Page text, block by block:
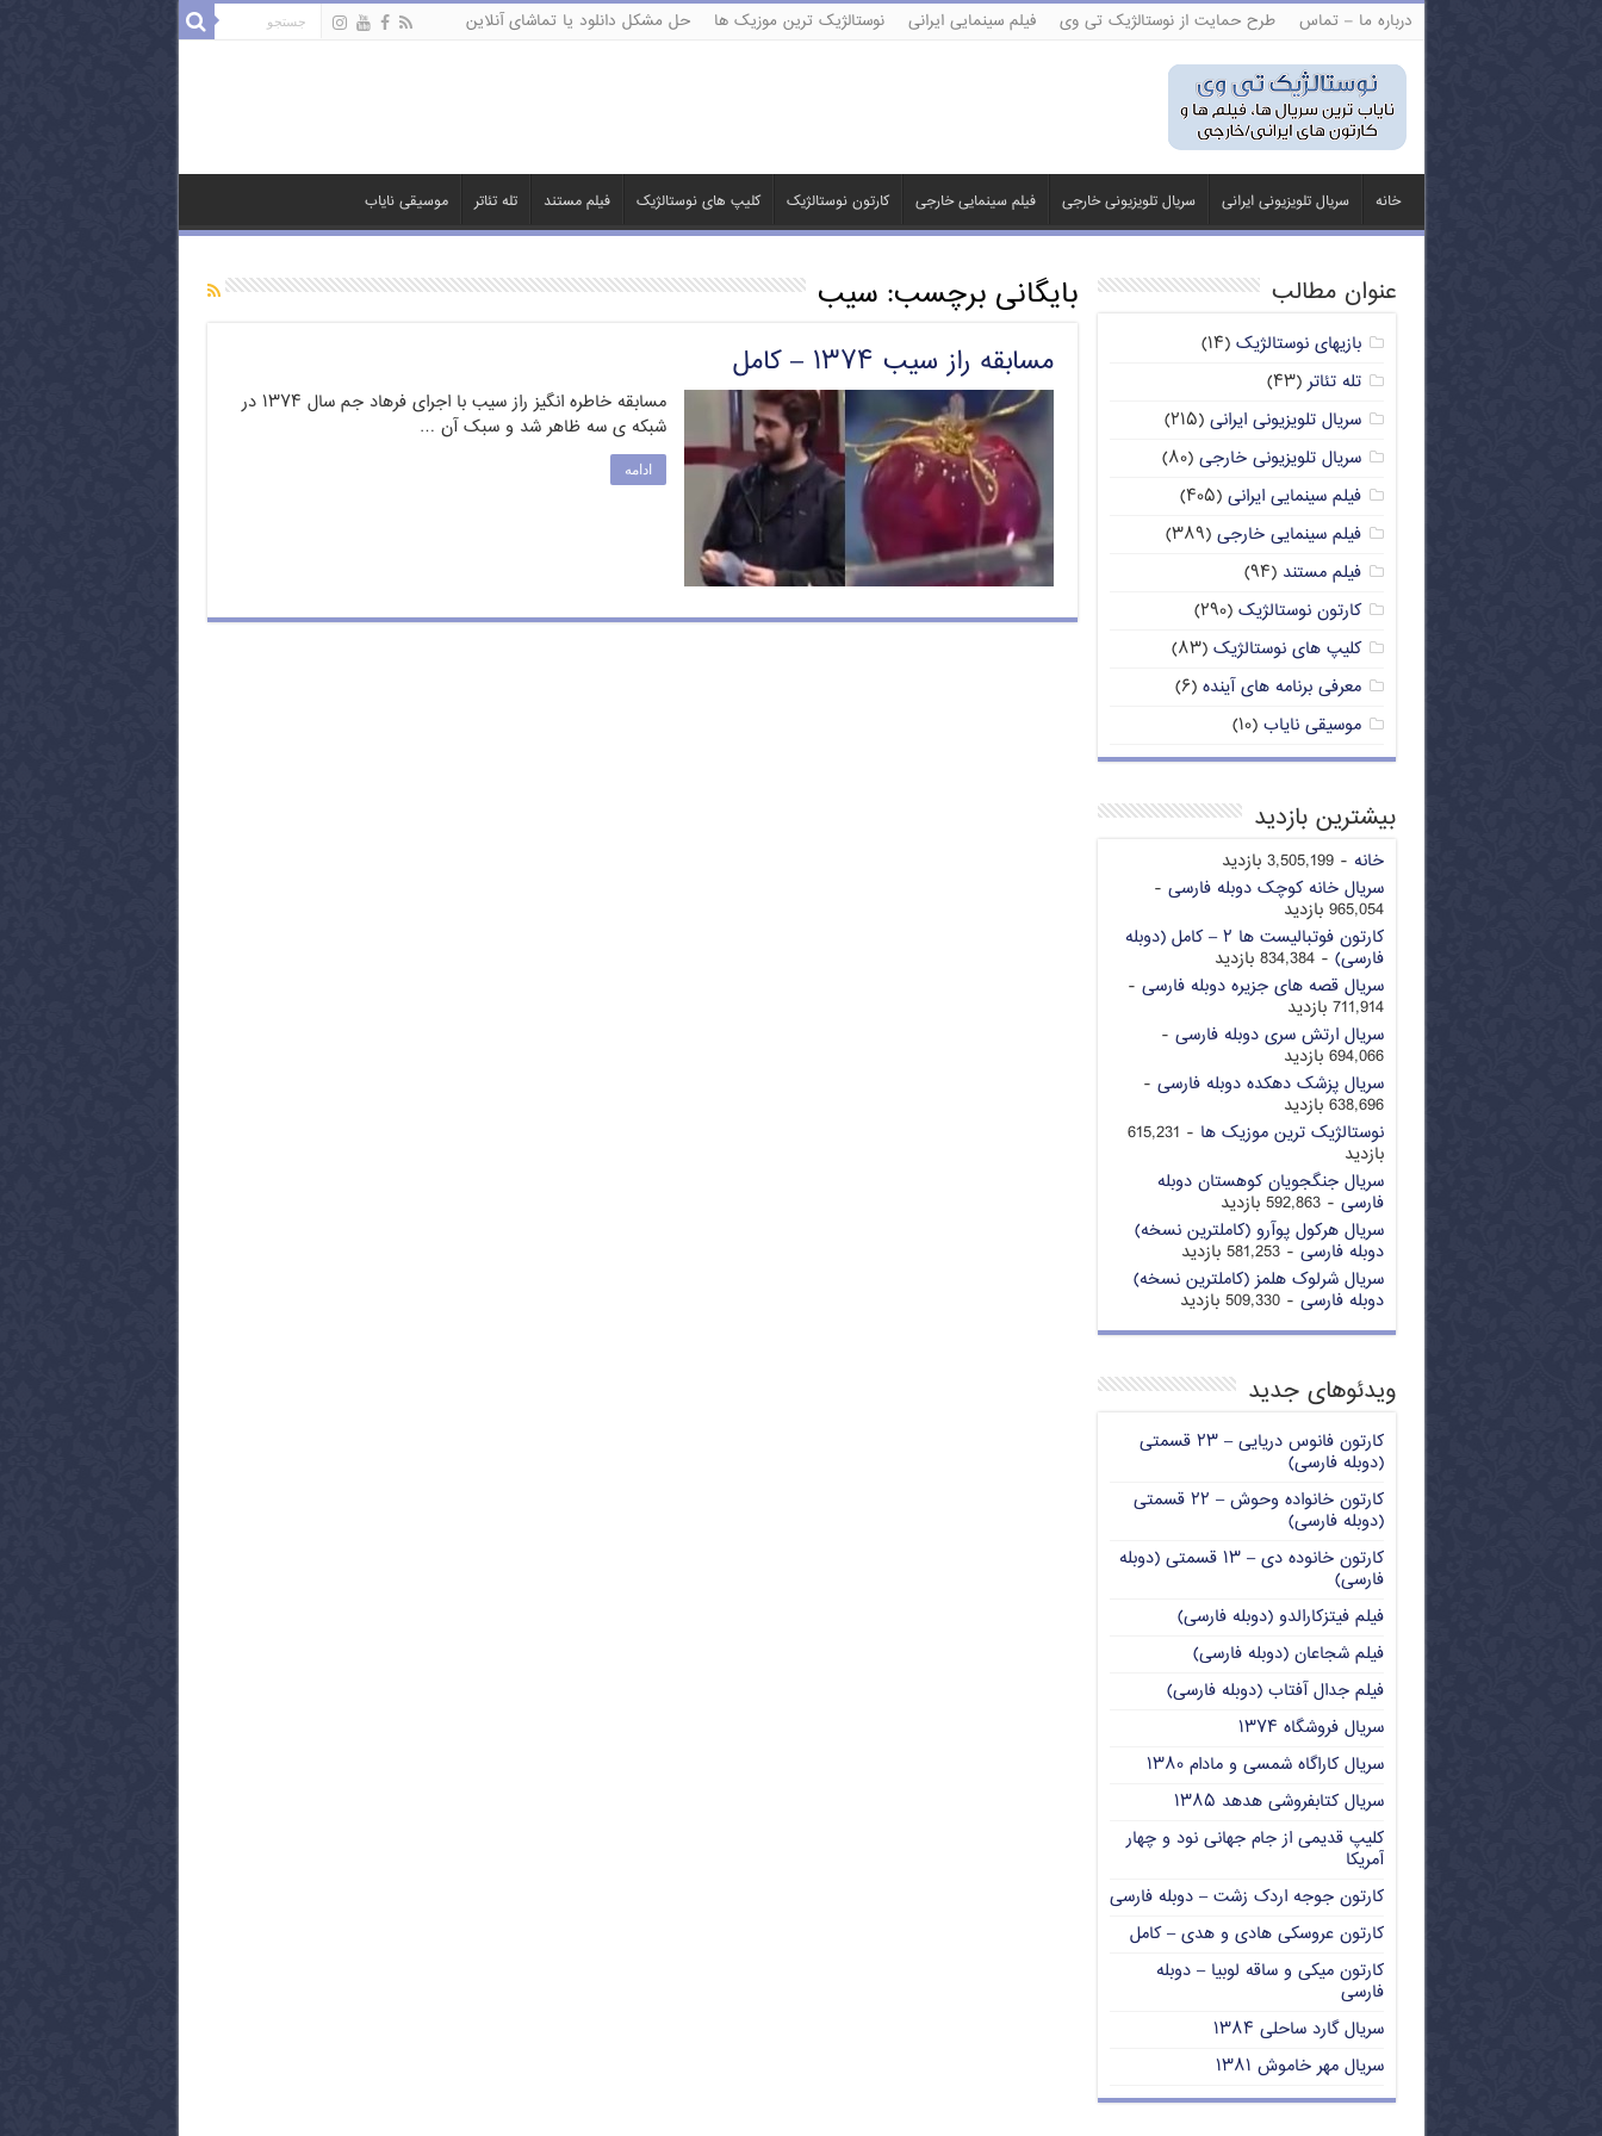
درباره ما – تماس طرح حمایت از نوستالژیک تی وی فیلم سینمایی ایرانی نوستالژیک ترین موزیک ها حل مشکل دانلود یا تماشای آنلاین
خانه سریال تلویزیونی ایرانی سریال تلویزیونی خارجی فیلم سینمایی خارجی کارتون نوستالژیک کلیپ های نوستالژیک فیلم مستند تله تئاتر موسیقی نایاب
بایگانی برچسب:سیب
مسابقه راز سیب ۱۳۷۴ – کامل
مسابقه خاطره انگیز راز سیب با اجرای فرهاد جم سال ۱۳۷۴ در
شبکه ی سه ظاهر شد و سبک آن …
ادامه
عنوان مطالب
بازیهای نوستالژیک (۱۴)
تله تئاتر(۴۳)
سریال تلویزیونی ایرانی (۲۱۵)
سریال تلویزیونی خارجی (۸۰)
فیلم سینمایی ایرانی (۴۰۵)
فیلم سینمایی خارجی (۳۸۹)
فیلم مستند (۹۴)
کارتون نوستالژیک (۲۹۰)
کلیپ های نوستالژیک (۸۳)
معرفی برنامه های آینده (۶)
موسیقی نایاب (۱۰)
بیشترین بازدید
خانه - 3,505,199 بازدید
سریال خانه کوچک دوبله فارسی -
965,054 بازدید
کارتون فوتبالیست ها ۲ – کامل (دوبله
فارسی) - 834,384 بازدید
سریال قصه های جزیره دوبله فارسی -
711,914 بازدید
سریال ارتش سری دوبله فارسی -
694,066 بازدید
سریال پزشک دهکده دوبله فارسی -
638,696 بازدید
نوستالژیک ترین موزیک ها
- 615,231
بازدید
سریال جنگجویان کوهستان دوبله
فارسی - 592,863 بازدید
سریال هرکول پوآرو (کاملترین نسخه)
دوبله فارسی - 581,253 بازدید
سریال شرلوک هلمز (کاملترین نسخه)
دوبله فارسی - 509,330 بازدید
ویدئوهای جدید
کارتون فانوس دریایی – ۲۳ قسمتی
(دوبله فارسی)
کارتون خانواده وحوش – ۲۲ قسمتی
(دوبله فارسی)
کارتون خانوده دی – ۱۳ قسمتی (دوبله
فارسی)
فیلم فیتزکارالدو (دوبله فارسی)
فیلم شجاعان (دوبله فارسی)
فیلم جدال آفتاب (دوبله فارسی)
سریال فروشگاه ۱۳۷۴
سریال کاراگاه شمسی و مادام ۱۳۸۰
سریال کتابفروشی هدهد ۱۳۸۵
کلیپ قدیمی از جام جهانی نود و چهار
آمریکا
کارتون جوجه اردک زشت – دوبله فارسی
کارتون عروسکی هادی و هدی – کامل
کارتون میکی و ساقه لوبیا – دوبله
فارسی
سریال گارد ساحلی ۱۳۸۴
سریال مهر خاموش ۱۳۸۱